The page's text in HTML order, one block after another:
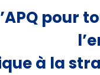
pour
à la